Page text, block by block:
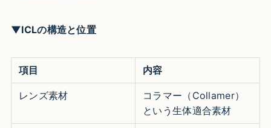
▼ICLの構造と位置
項目 内容
レンズ素材
コラマー（Collamer）
という生体適合素材